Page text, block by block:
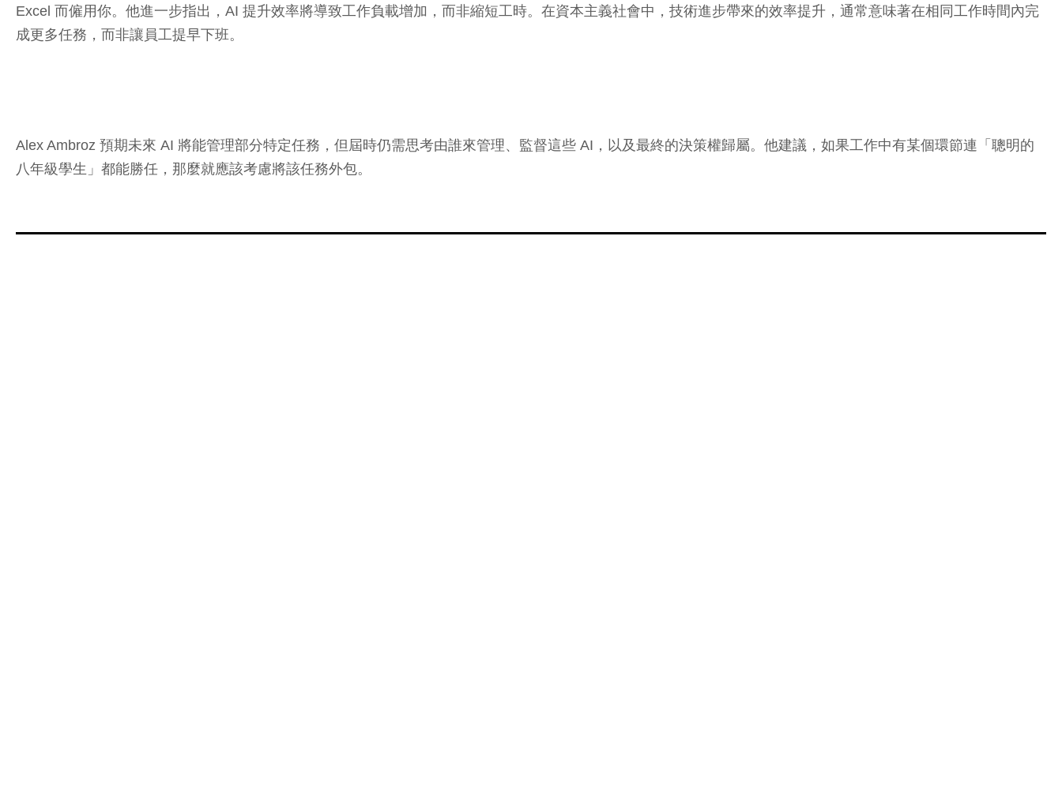
Excel 而僱用你。他進一步指出，AI 提升效率將導致工作負載增加，而非縮短工時。在資本主義社會中，技術進步帶來的效率提升，通常意味著在相同工作時間內完
成更多任務，而非讓員工提早下班。
Alex Ambroz 預期未來 AI 將能管理部分特定任務，但屆時仍需思考由誰來管理、監督這些 AI，以及最終的決策權歸屬。他建議，如果工作中有某個環節連「聰明的
八年級學生」都能勝任，那麼就應該考慮將該任務外包。